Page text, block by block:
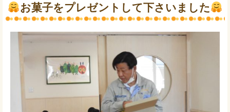
お菓子をプレゼントして下さいました